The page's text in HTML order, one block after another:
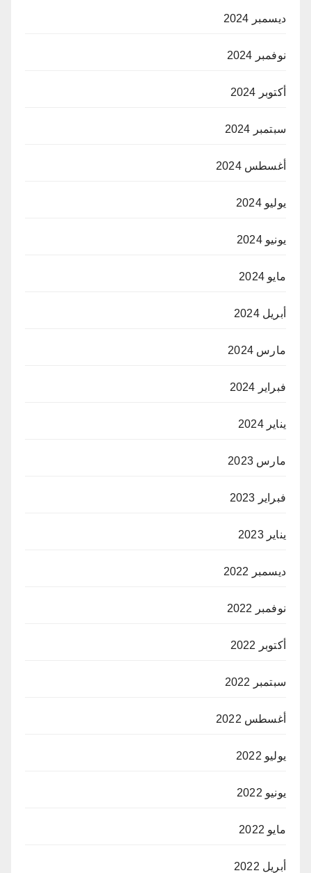
ديسمبر 2024
نوفمبر 2024
أكتوبر 2024
سبتمبر 2024
أغسطس 2024
يوليو 2024
يونيو 2024
مايو 2024
أبريل 2024
مارس 2024
فبراير 2024
يناير 2024
مارس 2023
فبراير 2023
يناير 2023
ديسمبر 2022
نوفمبر 2022
أكتوبر 2022
سبتمبر 2022
أغسطس 2022
يوليو 2022
يونيو 2022
مايو 2022
أبريل 2022